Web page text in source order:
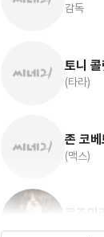
감독
토니 콜
(타라)
존 코베
(맥스)
로즈
(샤메인)